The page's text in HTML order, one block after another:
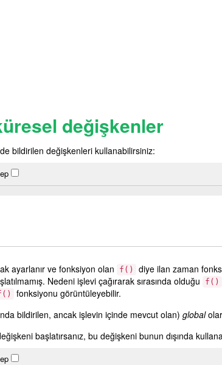
değişkenler
bildirilen değişkenleri kullanabilirsiniz:
ayarlanır ve fonksiyon olan f()
diye ilan zaman
Nedeni işlevi çağırarak sırasında olduğu f()
fonksiyonu görüntüleyebilir.
bildirilen, ancak işlevin içinde mevcut olan) global
başlatırsanız, bu değişkeni bunun dışında